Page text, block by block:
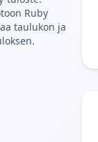
Ruby
taulukon ja